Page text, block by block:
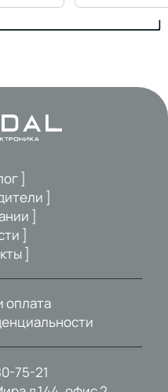
75-21
]
]
]
]
]
оплата